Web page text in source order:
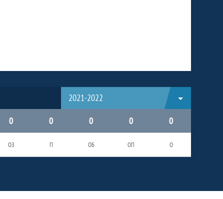
2021-2022
0 0 0 0 0
ОЗ П ОБ ОП О